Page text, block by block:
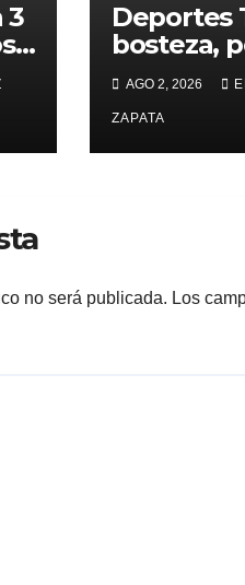
3
Deportes
bosteza,
alcanza
superar a
Valledupar
AGO 2, 2026
ZAPATA
no será publicada. Los